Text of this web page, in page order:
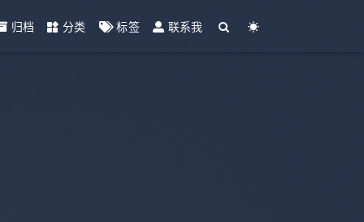
归档 分类 标签 联系我